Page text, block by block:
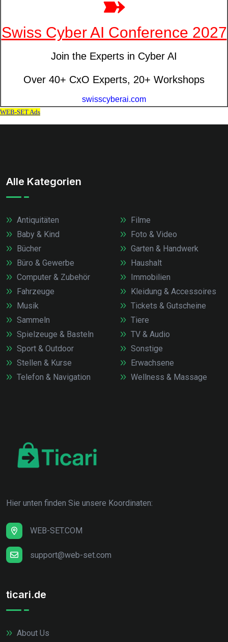
Alle Kategorien
Antiquitäten
Baby & Kind
Bücher
Büro & Gewerbe
Computer & Zubehör
Fahrzeuge
Filme
Foto & Video
Garten & Handwerk
Haushalt
Immobilien
Kleidung & Accessoires
Musik
Sammeln
Spielzeuge & Basteln
Sport & Outdoor
Stellen & Kurse
Telefon & Navigation
Tickets & Gutscheine
Tiere
TV & Audio
Sonstige
Erwachsene
Wellness & Massage
Hier unten finden Sie unsere Koordinaten:
WEB-SET.COM
support@web-set.com
ticari.de
About Us